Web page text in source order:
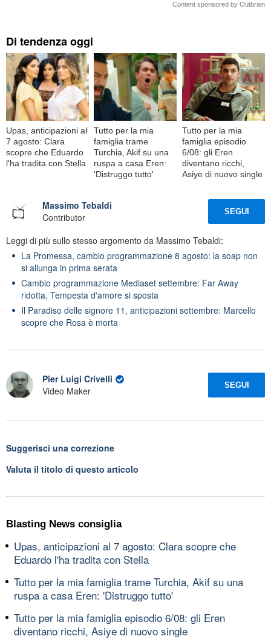
Content sponsored by Outbrain
Di tendenza oggi
Upas, anticipazioni al
7 agosto: Clara
scopre che Eduardo
l'ha tradita con Stella
Tutto per la mia
famiglia trame
Turchia, Akif su una
ruspa a casa Eren:
'Distruggo tutto'
Tutto per la mia
famiglia episodio
6/08: gli Eren
diventano ricchi,
Asiye di nuovo single
Massimo Tebaldi
Contributor
SEGUI
Leggi di più sullo stesso argomento da Massimo Tebaldi:
La Promessa, cambio programmazione 8 agosto: la soap non
si allunga in prima serata
Cambio programmazione Mediaset settembre: Far Away
ridotta, Tempesta d'amore si sposta
Il Paradiso delle signore 11, anticipazioni settembre: Marcello
scopre che Rosa è morta
Pier Luigi Crivelli
Video Maker
SEGUI
Suggerisci una correzione
Valuta il titolo di questo articolo
Blasting News consiglia
Upas, anticipazioni al 7 agosto: Clara scopre che
Eduardo l'ha tradita con Stella
Tutto per la mia famiglia trame Turchia, Akif su una
ruspa a casa Eren: 'Distruggo tutto'
Tutto per la mia famiglia episodio 6/08: gli Eren
diventano ricchi, Asiye di nuovo single